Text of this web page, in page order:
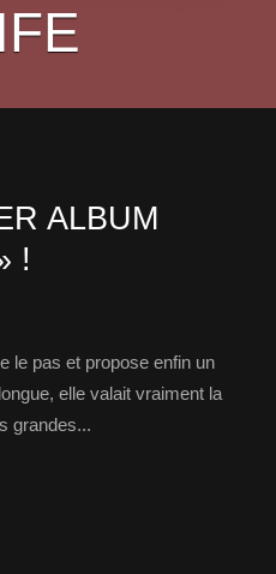
ALBUM
!
le pas et propose enfin un
elle valait vraiment la
grandes...